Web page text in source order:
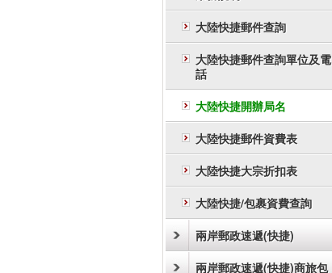
大陸快捷郵件查詢
大陸快捷郵件查詢單位及電
話
大陸快捷開辦局名
大陸快捷郵件資費表
大陸快捷大宗折扣表
大陸快捷/包裹資費查詢
兩岸郵政速遞(快捷)
兩岸郵政速遞(快捷)商旅包